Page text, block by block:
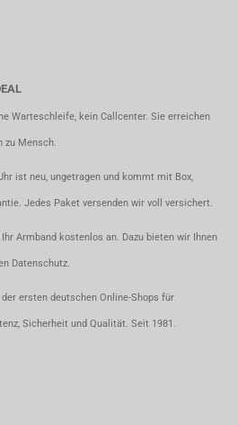
Warteschleife, kein Callcenter. Sie erreichen
zu Mensch.
ist neu, ungetragen und kommt mit Box,
Jedes Paket versenden wir voll versichert.
Armband kostenlos an. Dazu bieten wir Ihnen
Datenschutz.
ersten deutschen Online-Shops für
Sicherheit und Qualität. Seit 1981.